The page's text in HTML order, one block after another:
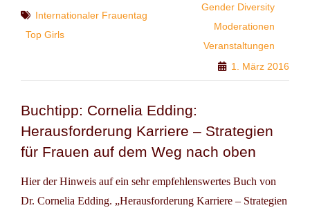
–
Tags
Internationaler Frauentag
Top Girls
Gender Diversity
Moderationen
Veranstaltungen
1. März 2016
Buchtipp: Cornelia Edding:
Herausforderung Karriere – Strategien
für Frauen auf dem Weg nach oben
Hier der Hinweis auf ein sehr empfehlenswertes Buch von
Dr. Cornelia Edding. „Herausforderung Karriere – Strategien